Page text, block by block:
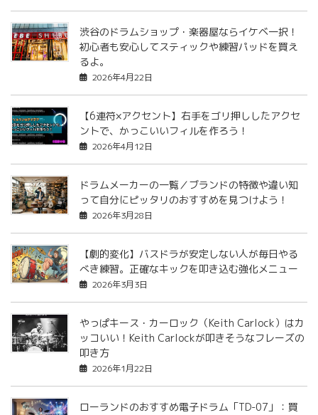
渋谷のドラムショップ・楽器屋ならイケベ一択！
初心者も安心してスティックや練習パッドを買え
るよ。
2026年4月22日
【6連符×アクセント】右手をゴリ押ししたアクセ
ントで、かっこいいフィルを作ろう！
2026年4月12日
ドラムメーカーの一覧／ブランドの特徴や違い知
って自分にピッタリのおすすめを見つけよう！
2026年3月28日
【劇的変化】バスドラが安定しない人が毎日やる
べき練習。正確なキックを叩き込む強化メニュー
2026年3月3日
やっぱキース・カーロック（Keith Carlock）はカ
ッコいい！Keith Carlockが叩きそうなフレーズの
叩き方
2026年1月22日
ローランドのおすすめ電子ドラム「TD-07」：買